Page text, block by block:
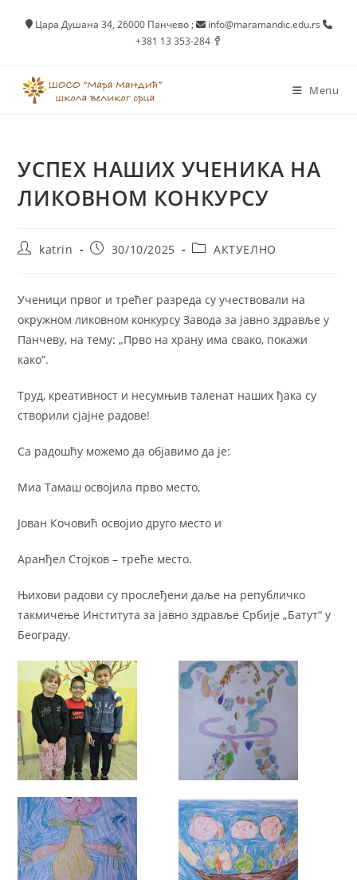
Цара Душана 34, 26000 Панчево;
info@maramandic.edu.rs
+381 13 353-284
Menu
УСПЕХ НАШИХ УЧЕНИКА НА
ЛИКОВНОМ КОНКУРСУ
Postkatrin
Post30/10/2025
PostАКТУЕЛНО
Ученици првог и трећег разреда су учествовали на
окружном ликовном конкурсу Завода за јавно здравље у
Панчеву, на тему: „Прво на храну има свако, покажи
како“.
Труд, креативност и несумњив таленат наших ђака су
створили сјајне радове!
Са радошћу можемо да објавимо да је:
Миа Тамаш освојила прво место,
Јован Кочовић освојио друго место и
Аранђел Стојков – треће место.
Њихови радови су прослеђени даље на републичко
такмичење Института за јавно здравље Србије „Батут“ у
Београду.